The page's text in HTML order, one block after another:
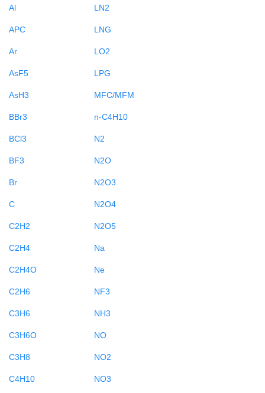
Al
APC
Ar
AsF5
AsH3
BBr3
BCl3
BF3
Br
C
C2H2
C2H4
C2H4O
C2H6
C3H6
C3H6O
C3H8
C4H10
LN2
LNG
LO2
LPG
MFC/MFM
n-C4H10
N2
N2O
N2O3
N2O4
N2O5
Na
Ne
NF3
NH3
NO
NO2
NO3